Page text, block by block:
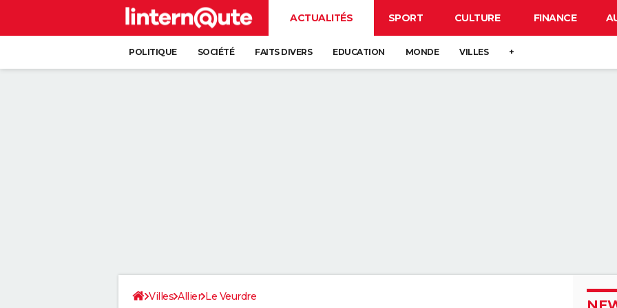
ACTUALITÉS SPORT CULTURE FINANCE
POLITIQUE SOCIÉTÉ FAITS DIVERS EDUCATION MONDE VILLES +
Villes Allier Le Veurdre